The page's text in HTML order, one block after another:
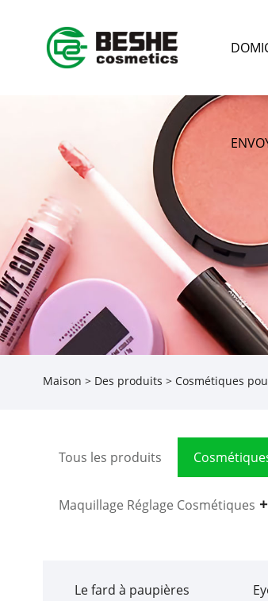
Maison > Des produits > Cosmétiques
Tous les produits
Maquillage Réglage Cosmétiques
Le fard à paupières